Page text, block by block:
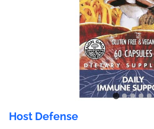
Host Defense